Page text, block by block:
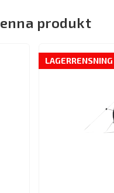
produkt
LAGERRENSNING